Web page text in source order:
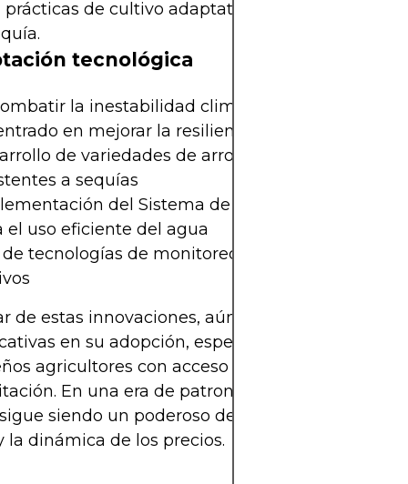
prácticas de cultivo adaptativas y variedades
tecnológica
la inestabilidad climática, varias
en mejorar la resiliencia del arroz. Estas
de variedades de arroz tolerantes a
a sequías
del Sistema de Intensificación del
el uso eficiente del agua
de tecnologías de monitoreo satelital y
de estas innovaciones, aún existen brechas
en su adopción, especialmente entre los
agricultores con acceso limitado al crédito o
En una era de patrones climáticos
siendo un poderoso determinante de la
la dinámica de los precios.